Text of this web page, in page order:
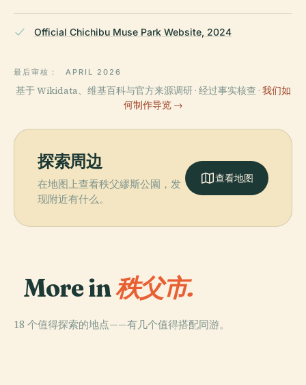
Official Chichibu Muse Park Website, 2024
最后审核： APRIL 2026
基于 Wikidata、维基百科与官方来源调研 · 经过事实核查 · 我们如
何制作导览 →
探索周边
在地图上查看秩父繆斯公園，发
现附近有什么。
查看地图
More in秩父市.
18 个值得探索的地点——有几个值得搭配同游。
PLACE PLACE